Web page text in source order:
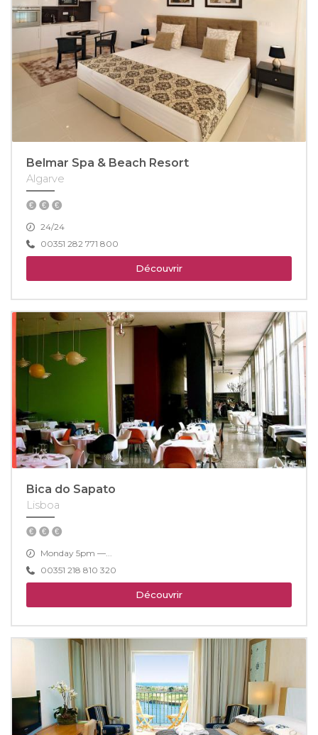
Belmar Spa & Beach Resort
Algarve
24/24
00351 282 771 800
Découvrir
Bica do Sapato
Lisboa
Monday 5pm —...
00351 218 810 320
Découvrir